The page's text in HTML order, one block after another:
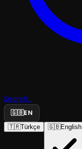
Search...
🇬🇧EN
🇹🇷Türkçe 🇬🇧English